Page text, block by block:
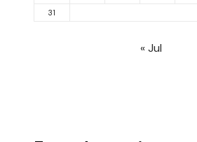
31
« Jul